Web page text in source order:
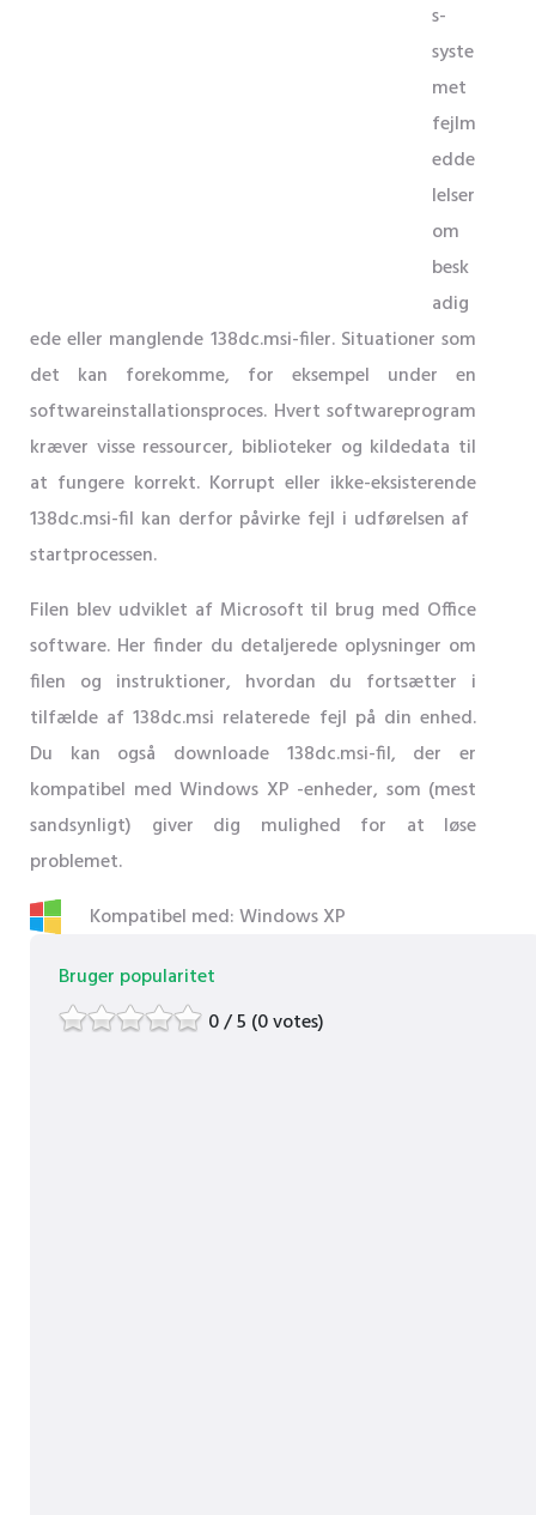
s-
syste
met
fejlm
edde
lelser
om
besk
adig
ede eller manglende 138dc.msi-filer. Situationer som
det kan forekomme, for eksempel under en
softwareinstallationsproces. Hvert softwareprogram
kræver visse ressourcer, biblioteker og kildedata til
at fungere korrekt. Korrupt eller ikke-eksisterende
138dc.msi-fil kan derfor påvirke fejl i udførelsen af ​​
startprocessen.
Filen blev udviklet af Microsoft til brug med Office
software. Her finder du detaljerede oplysninger om
filen og instruktioner, hvordan du fortsætter i
tilfælde af 138dc.msi relaterede fejl på din enhed.
Du kan også downloade 138dc.msi-fil, der er
kompatibel med Windows XP -enheder, som (mest
sandsynligt) giver dig mulighed for at løse
problemet.
Kompatibel med: Windows XP
Bruger popularitet
0 / 5 (0 votes)